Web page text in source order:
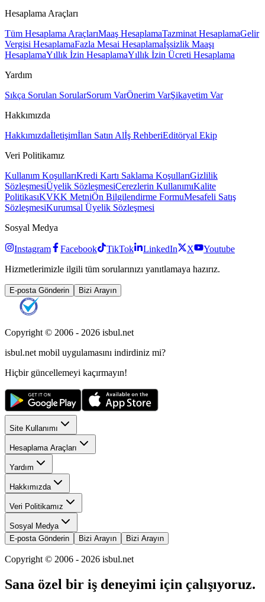
Hesaplama Araçları
Tüm Hesaplama AraçlarıMaaş HesaplamaTazminat HesaplamaGelir
Vergisi HesaplamaFazla Mesai Hesaplamaİşsizlik Maaşı
HesaplamaYıllık İzin HesaplamaYıllık İzin Ücreti Hesaplama
Yardım
Sıkça Sorulan SorularSorum VarÖnerim VarŞikayetim Var
Hakkımızda
Hakkımızdaİletişimİlan Satın Alİş RehberiEditöryal Ekip
Veri Politikamız
Kullanım KoşullarıKredi Kartı Saklama KoşullarıGizlilik
SözleşmesiÜyelik SözleşmesiÇerezlerin KullanımıKalite
PolitikasıKVKK MetniÖn Bilgilendirme FormuMesafeli Satış
SözleşmesiKurumsal Üyelik Sözleşmesi
Sosyal Medya
Instagram Facebook TikTok LinkedIn X
Youtube
Hizmetlerimizle ilgili tüm sorularınızı yanıtlamaya hazırız.
E-posta Gönderin Bizi Arayın
Copyright © 2006 - 2026 isbul.net
isbul.net mobil uygulamasını indirdiniz mi?
Hiçbir güncellemeyi kaçırmayın!
Site Kullanımı
Hesaplama Araçları
Yardım
Hakkımızda
Veri Politikamız
Sosyal Medya
E-posta Gönderin
Bizi Arayın Bizi Arayın
Copyright © 2006 - 2026 isbul.net
Sana özel bir iş deneyimi için çalışıyoruz.